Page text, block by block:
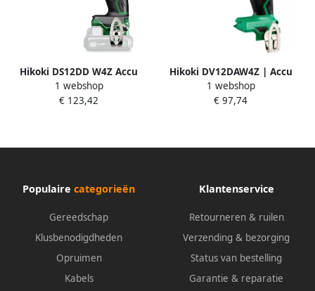
Hikoki DS12DD W4Z Accu
Boor-schroefmachine | 12V |
BL | 38 Nm | zonder accu en
1 webshop
€ 123,42
Hikoki DV12DAW4Z | Accu
Boor-schroevendraaier 12V
Peak | Zonder accu&apos;s &
1 webshop
€ 97,74
Populaire categorieën
Gereedschap
Klusbenodigdheden
Opruimen
Kabels
Klantenservice
Retourneren & ruilen
Verzending & bezorging
Status van bestelling
Garantie & reparatie